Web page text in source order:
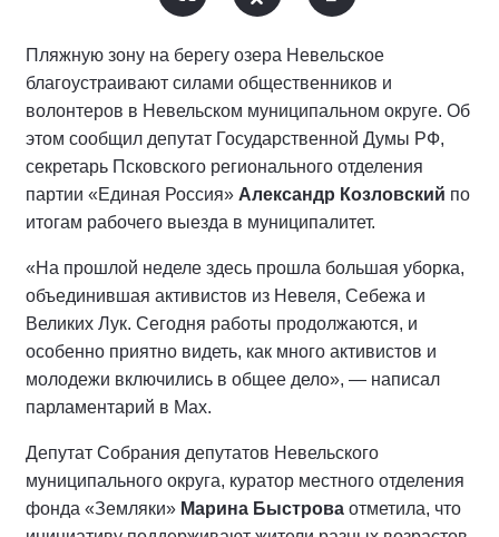
Пляжную зону на берегу озера Невельское
благоустраивают силами общественников и
волонтеров в Невельском муниципальном округе. Об
этом сообщил депутат Государственной Думы РФ,
секретарь Псковского регионального отделения
партии «Единая Россия» Александр Козловский по
итогам рабочего выезда в муниципалитет.
«На прошлой неделе здесь прошла большая уборка,
объединившая активистов из Невеля, Себежа и
Великих Лук. Сегодня работы продолжаются, и
особенно приятно видеть, как много активистов и
молодежи включились в общее дело», — написал
парламентарий в Мах.
Депутат Собрания депутатов Невельского
муниципального округа, куратор местного отделения
фонда «Земляки» Марина Быстрова отметила, что